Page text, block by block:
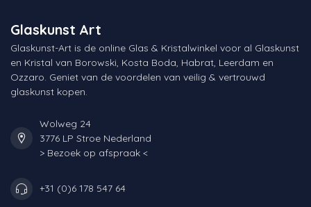
Glaskunst Art
Glaskunst-Art is de online Glas & Kristalwinkel voor al Glaskunst
en Kristal van Borowski, Kosta Boda, Habrat, Leerdam en
Ozzaro. Geniet van de voordelen van veilig & vertrouwd
glaskunst kopen.
Wolweg 24
3776 LP Stroe Nederland
> Bezoek op afspraak <
+31 (0)6 178 547 64